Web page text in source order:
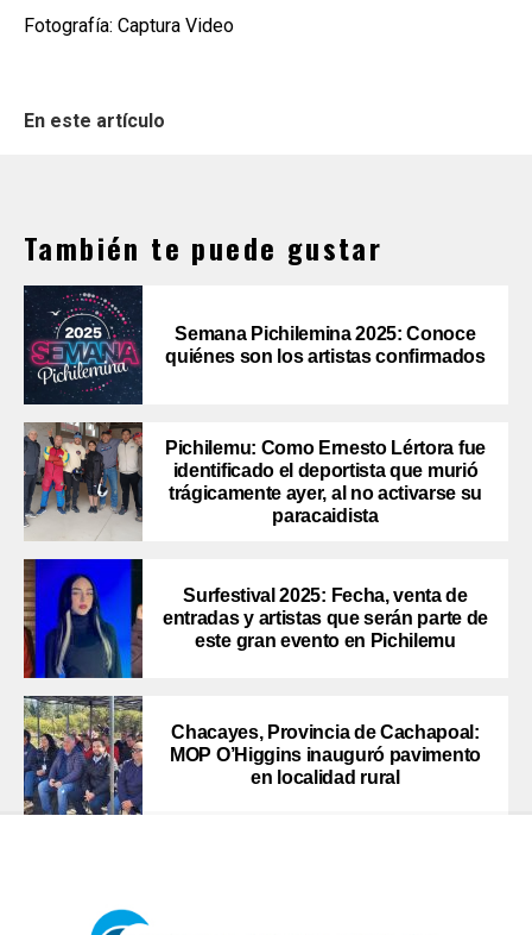
Fotografía: Captura Video
En este artículo
También te puede gustar
Semana Pichilemina 2025: Conoce
quiénes son los artistas confirmados
Pichilemu: Como Ernesto Lértora fue
identificado el deportista que murió
trágicamente ayer, al no activarse su
paracaidista
Surfestival 2025: Fecha, venta de
entradas y artistas que serán parte de
este gran evento en Pichilemu
Chacayes, Provincia de Cachapoal:
MOP O’Higgins inauguró pavimento
en localidad rural